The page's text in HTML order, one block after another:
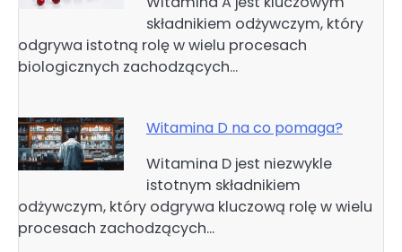
składnikiem odżywczym, który
odgrywa istotną rolę w wielu procesach
biologicznych zachodzących…
Witamina D na co pomaga?
Witamina D jest niezwykle
istotnym składnikiem
odżywczym, który odgrywa kluczową rolę w wielu
procesach zachodzących…